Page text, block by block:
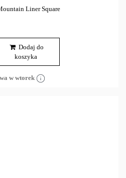
Liner Square
Dodaj do
koszyka
w wtorek